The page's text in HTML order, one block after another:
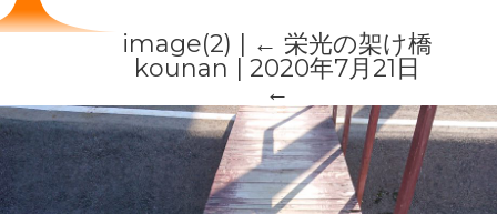
image(2) ← 栄光の架け橋
kounan
2020年7月21日
←